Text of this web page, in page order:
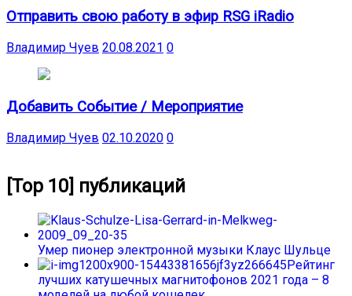
Отправить свою работу в эфир RSG iRadio
Владимир Чуев 20.08.2021 0
Добавить Событие / Мероприятие
Владимир Чуев 02.10.2020 0
[Top 10] публикаций
Умер пионер электронной музыки Клаус Шульце
Рейтинг
лучших катушечных магнитофонов 2021 года – 8